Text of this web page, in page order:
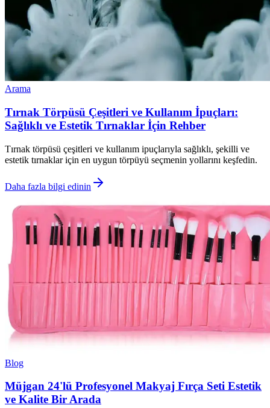
Arama
Tırnak Törpüsü Çeşitleri ve Kullanım İpuçları:
Sağlıklı ve Estetik Tırnaklar İçin Rehber
Tırnak törpüsü çeşitleri ve kullanım ipuçlarıyla sağlıklı, şekilli ve
estetik tırnaklar için en uygun törpüyü seçmenin yollarını keşfedin.
Daha fazla bilgi edinin
Blog
Müjgan 24'lü Profesyonel Makyaj Fırça Seti Estetik
ve Kalite Bir Arada